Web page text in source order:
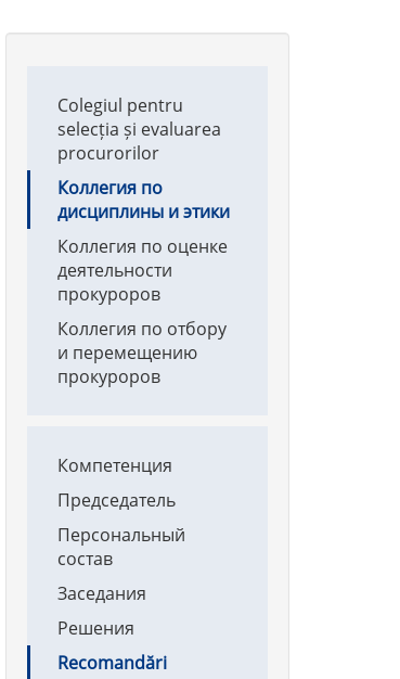
navigation
Colegiul pentru
selecția și evaluarea
procurorilor
Коллегия по
дисциплины и этики
Коллегия по оценке
деятельности
прокуроров
Коллегия по отбору
и перемещению
прокуроров
navigation
Компетенция
Председатель
Персональный
состав
Заседания
Решения
Recomandări